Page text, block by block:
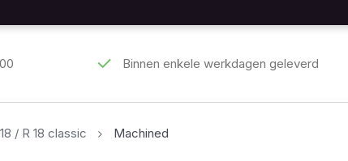
Binnen enkele werkdagen geleverd
/ R 18 classic Machined